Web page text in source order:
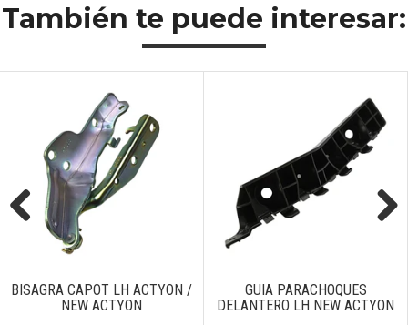
También te puede interesar:
BISAGRA CAPOT LH ACTYON /
NEW ACTYON
GUIA PARACHOQUES
DELANTERO LH NEW ACTYON